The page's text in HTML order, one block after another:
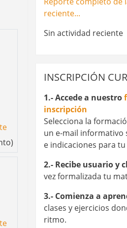
reciente...
Sin actividad reciente
INSCRIPCIÓN
1.- Accede a nuestro
inscripción
Selecciona la
un e-mail informativo
e indicaciones para
2.- Recibe usuario y
vez formalizada tu
3.- Comienza a
clases y ejercicios
ritmo.